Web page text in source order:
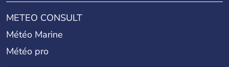
METEO CONSULT
Météo Marine
Météo pro